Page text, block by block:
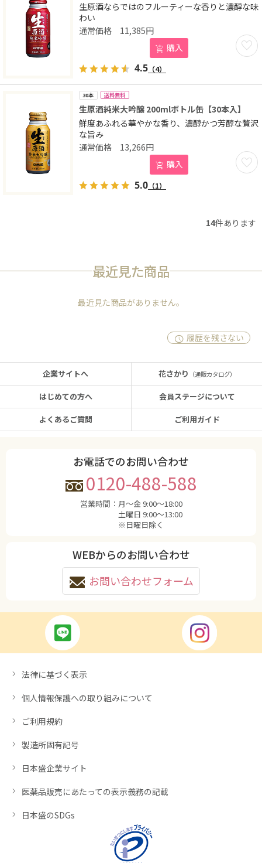
生原酒ならではのフルーティーな香りと濃醇な味
わい
お気
11,385円
購入
4.5 （4）
30本 送料無料
生原酒純米大吟醸 200mlボトル缶【30本入】
鮮度あふれる華やかな香り、濃醇かつ芳醇な贅沢
な旨み
お気
13,266円
購入
5.0 （1）
14件あります
最近見た商品
最近見た商品がありません。
履歴を残さない
企業サイトへ
はじめての方へ
よくあるご質問
花さかり （通販カタログ）
会員ステージについて
ご利用ガイド
お電話でのお問い合わせ
0120-488-588
営業時間： 月〜金 9:00〜18:00
土曜日 9:00〜13:00
※日曜日除く
WEBからのお問い合わせ
お問い合わせフォーム
法律に基づく表示
個人情報保護への取り組みについて
ご利用規約
製造所固有記号
日本盛企業サイト
医薬品販売にあたっての表示義務の記載
日本盛のSDGs